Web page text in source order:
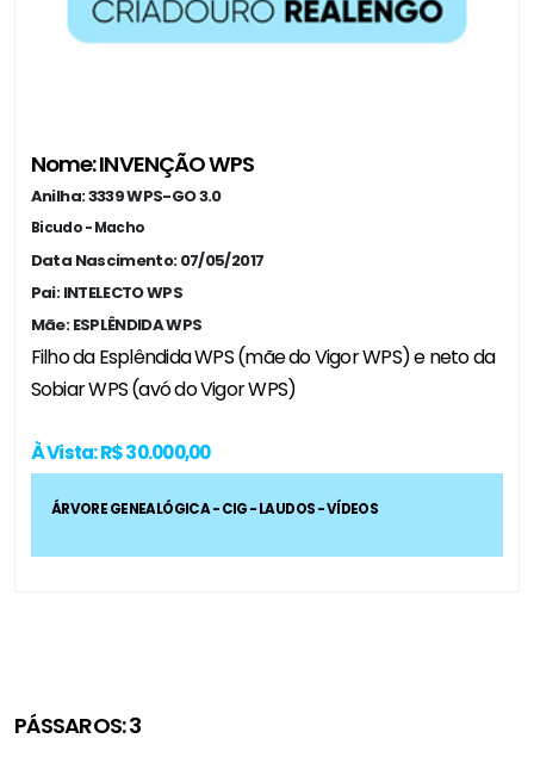
Nome: INVENÇÃO WPS
Anilha: 3339 WPS-GO 3.0
Bicudo - Macho
Data Nascimento: 07/05/2017
Pai: INTELECTO WPS
Mãe: ESPLÊNDIDA WPS
Filho da Esplêndida WPS (mãe do Vigor WPS) e neto da
Sobiar WPS (avó do Vigor WPS)
À Vista: R$ 30.000,00
ÁRVORE GENEALÓGICA - CIG - LAUDOS - VÍDEOS
PÁSSAROS: 3